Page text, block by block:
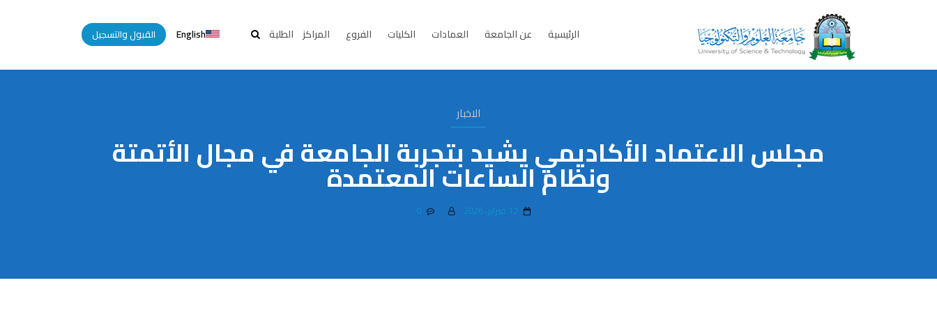
الرئيسية عن الجامعة العمادات الكليات الفروع المراكز الطلبة English القبول والتسجيل
الاخبار
مجلس الاعتماد الأكاديمي يشيد بتجربة الجامعة في مجال الأتمتة
ونظام الساعات المعتمدة
0